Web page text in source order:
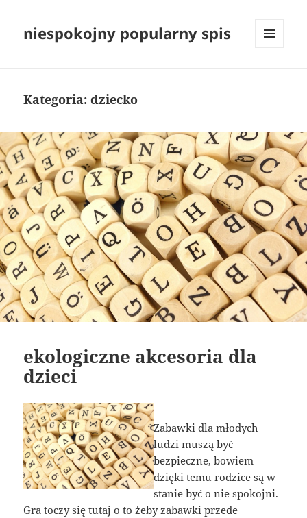
niespokojny popularny spis
Kategoria:dziecko
ekologiczne akcesoria dla
dzieci
Zabawki dla młodych
ludzi muszą być
bezpieczne, bowiem
dzięki temu rodzice są w
stanie być o nie spokojni.
Gra toczy się tutaj o to żeby zabawki przede